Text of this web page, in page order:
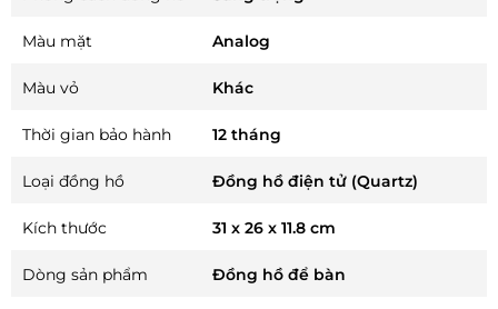
Màu mặt Analog
Màu vỏ Khác
Thời gian bảo hành 12 tháng
Loại đồng hồ Đồng hồ điện tử (Quartz)
Kích thước 31 x 26 x 11.8 cm
Dòng sản phẩm Đồng hồ để bàn